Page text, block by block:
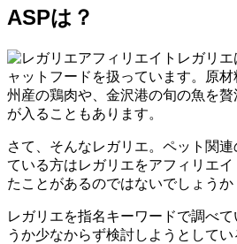
ASPは？
レガリ
ャットフードを扱っています。原
州産の鶏肉や、金沢港の旬の魚を
が入ることもあります。
さて、そんなレガリエ。ペット関
ている方はレガリエをアフィリエ
たことがあるのではないでしょうか
レガリエを指名キーワードで調べ
うか少なからず検討しようとして